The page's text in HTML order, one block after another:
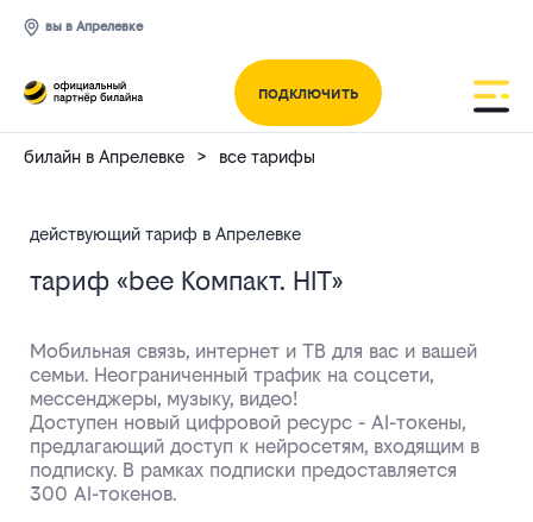
вы в Апрелевке
подключить
билайн в Апрелевке все тарифы
действующий тариф в Апрелевке
Тариф:
bee
тариф «bee Компакт. HIT»
Мобильная связь, интернет и ТВ для вас и вашей
семьи. Неограниченный трафик на соцсети,
мессенджеры, музыку, видео!
Доступен новый цифровой ресурс - AI-токены,
предлагающий доступ к нейросетям, входящим в
подписку. В рамках подписки предоставляется
300 AI-токенов.